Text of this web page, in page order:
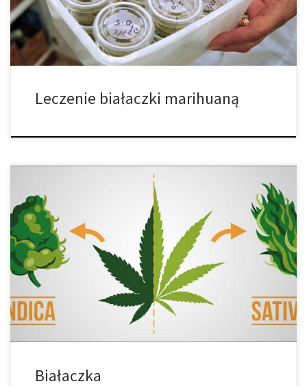
zakres potencjału, być może […]
Leczenie białaczki marihuaną
Cannabis posiada długą historię medyczną jako leczenie raka. W
dochodzeniu archeologicznym, cannabis został znaleziony w
2.500-letnim ciele syberyjskiej kobiety. Po dalszych badaniach
naukowcy stwierdzili, że kobieta mogła stosować cannabis w celu
złagodzenia objawów raka piersi. Dzisiaj, wielu pacjentów
chorych na raka nadal sięga po marihuanę. Rak piersi jest jedną
sprawą, […]
Białaczka